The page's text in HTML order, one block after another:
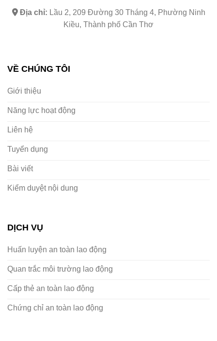
Địa chỉ: Lầu 2, 209 Đường 30 Tháng 4, Phường Ninh
Kiều, Thành phố Cần Thơ
VỀ CHÚNG TÔI
Giới thiệu
Năng lực hoạt động
Liên hệ
Tuyển dụng
Bài viết
Kiểm duyệt nội dung
DỊCH VỤ
Huấn luyện an toàn lao động
Quan trắc môi trường lao động
Cấp thẻ an toàn lao động
Chứng chỉ an toàn lao động